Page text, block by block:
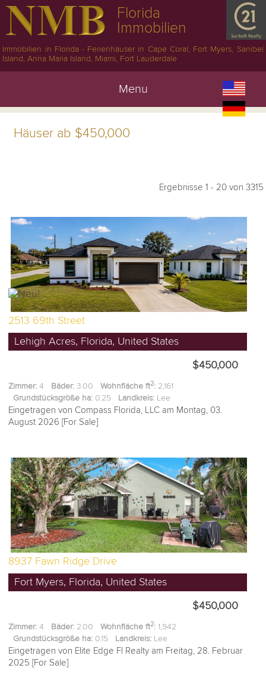
Florida
Immobilien
Immobilien in Florida - Ferienhäuser in Cape Coral, Fort Myers, Sanibel
Island, Anna Maria Island, Miami, Fort Lauderdale
Menu
Häuser ab $450,000
Ergebnisse 1 - 20 von 3315
2513 69th Street
Lehigh Acres, Florida, United States
$450,000
Zimmer: 4 Bäder: 3.00Wohnfläche ft2: 2,161
Grundstücksgröße ha: 0.25 Landkreis: Lee
Eingetragen von Compass Florida, LLC am Montag, 03.
August 2026 [For Sale]
8937 Fawn Ridge Drive
Fort Myers, Florida, United States
$450,000
Zimmer: 4 Bäder: 2.00Wohnfläche ft2: 1,942
Grundstücksgröße ha: 0.15 Landkreis: Lee
Eingetragen von Elite Edge Fl Realty am Freitag, 28. Februar
2025 [For Sale]